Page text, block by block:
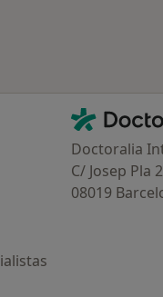
Doctoralia -
Doctoralia
C/ Josep Pla
08019